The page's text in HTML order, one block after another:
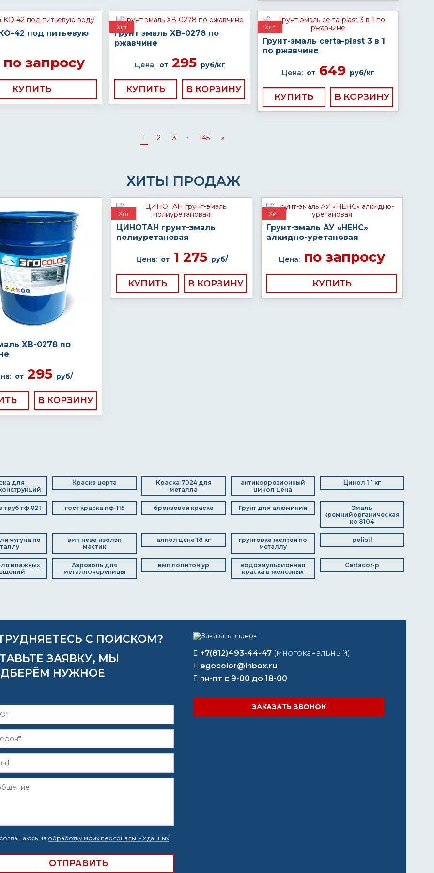
42 под питьевую
запросу
КУПИТЬ
Хит
Грунт эмаль ХВ-0278 по
ржавчине
Цена: от295 руб/кг
КУПИТЬ
Хит
Грунт-эмаль certa-plast 3 в 1
по ржавчине
Цена: от649 руб/кг
КУПИТЬ
1 2 3 ... 145 »
ХИТЫ ПРОДАЖ
ХВ-0278 по
от 295 руб/
Хит
ЦИНОТАН грунт-эмаль
полиуретановая
Цена: от1 275 руб/
КУПИТЬ
Хит
Грунт-эмаль АУ «НЕНС»
алкидно-уретановая
Цена:по запросу
КУПИТЬ
для
Краска церта
Краска 7024 для
металла
антикоррозионный
цинол цена
Цинол 1 1 кг
труб гф 021 гост краска пф-115 бронзовая краска Грунт для алюминия
Эмаль
кремнийорганическая
ко 8104
чугуна по
вмп нева изолэп
мастик
алпол цена 18 кг
грунтовка желтая по
металлу
polisil
влажных
Аэрозоль для
металлочерепицы
вмп политон ур
водоэмульсионная
краска в железных
Certacor-p
С ПОИСКОМ?
ЗАЯВКУ, МЫ
НУЖНОЕ
на обработку моих персональных данных*
+7(812)493-44-47 (многоканальный)
egocolor@inbox.ru
пн-пт с 9-00 до 18-00
ЗАКАЗАТЬ ЗВОНОК